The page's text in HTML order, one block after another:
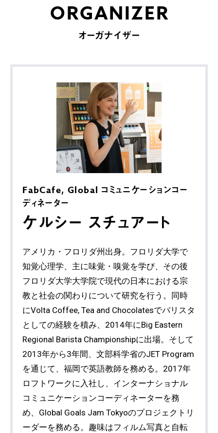
ORGANIZER
オーガナイザー
FabCafe, Global コミュニケーションコー
ディネーター
ケルシー スチュアート
アメリカ・フロリダ州出身。フロリダ大学で
知覚心理学、主に味覚・嗅覚を学び、その後
フロリダ大学大学院で現代の日本における宗
教と社会の関わりについて研究を行う。同時
にVolta Coffee, Tea and Chocolatesでバリスタ
としての経験を積み、2014年にBig Eastern
Regional Barista Championshipに出場。そして
2013年から3年間、文部科学省のJET Program
を通じて、福岡で英語教師を務める。2017年
ロフトワークに入社し、インターナショナル
コミュニケーションコーディネーターを務
め、Global Goals Jam Tokyoのプロジェクトリ
ーダーを務める。趣味はフィルム写真と自転